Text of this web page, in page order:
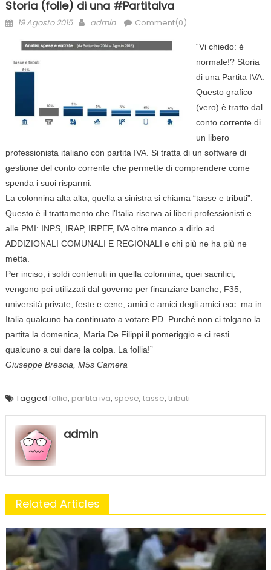
Storia (folle) di una #PartitaIva
Posted
19 Agosto 2015 Author
admin Comment(0)
“Vi chiedo: è
normale!? Storia
di una Partita IVA.
Questo grafico
(vero) è tratto dal
conto corrente di
un libero
professionista italiano con partita IVA. Si tratta di un software di
gestione del conto corrente che permette di comprendere come
spenda i suoi risparmi.
La colonnina alta alta, quella a sinistra si chiama “tasse e tributi”.
Questo è il trattamento che l’Italia riserva ai liberi professionisti e
alle PMI: INPS, IRAP, IRPEF, IVA oltre manco a dirlo ad
ADDIZIONALI COMUNALI E REGIONALI e chi più ne ha più ne
metta.
Per inciso, i soldi contenuti in quella colonnina, quei sacrifici,
vengono poi utilizzati dal governo per finanziare banche, F35,
università private, feste e cene, amici e amici degli amici ecc. ma in
Italia qualcuno ha continuato a votare PD. Purché non ci tolgano la
partita la domenica, Maria De Filippi il pomeriggio e ci resti
qualcuno a cui dare la colpa. La follia!”
Giuseppe Brescia, M5s Camera
Tagged follia, partita iva, spese, tasse, tributi
admin
Related Articles